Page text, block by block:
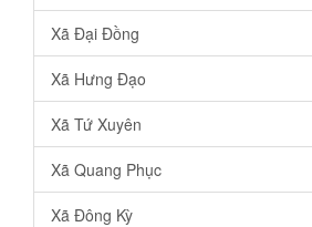
Xã Đại Đồng
Xã Hưng Đạo
Xã Tứ Xuyên
Xã Quang Phục
Xã Đông Kỳ